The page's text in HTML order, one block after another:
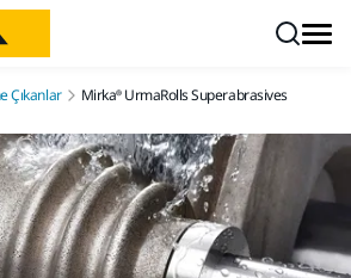
Çıkanlar Mirka® UrmaRolls Superabrasives